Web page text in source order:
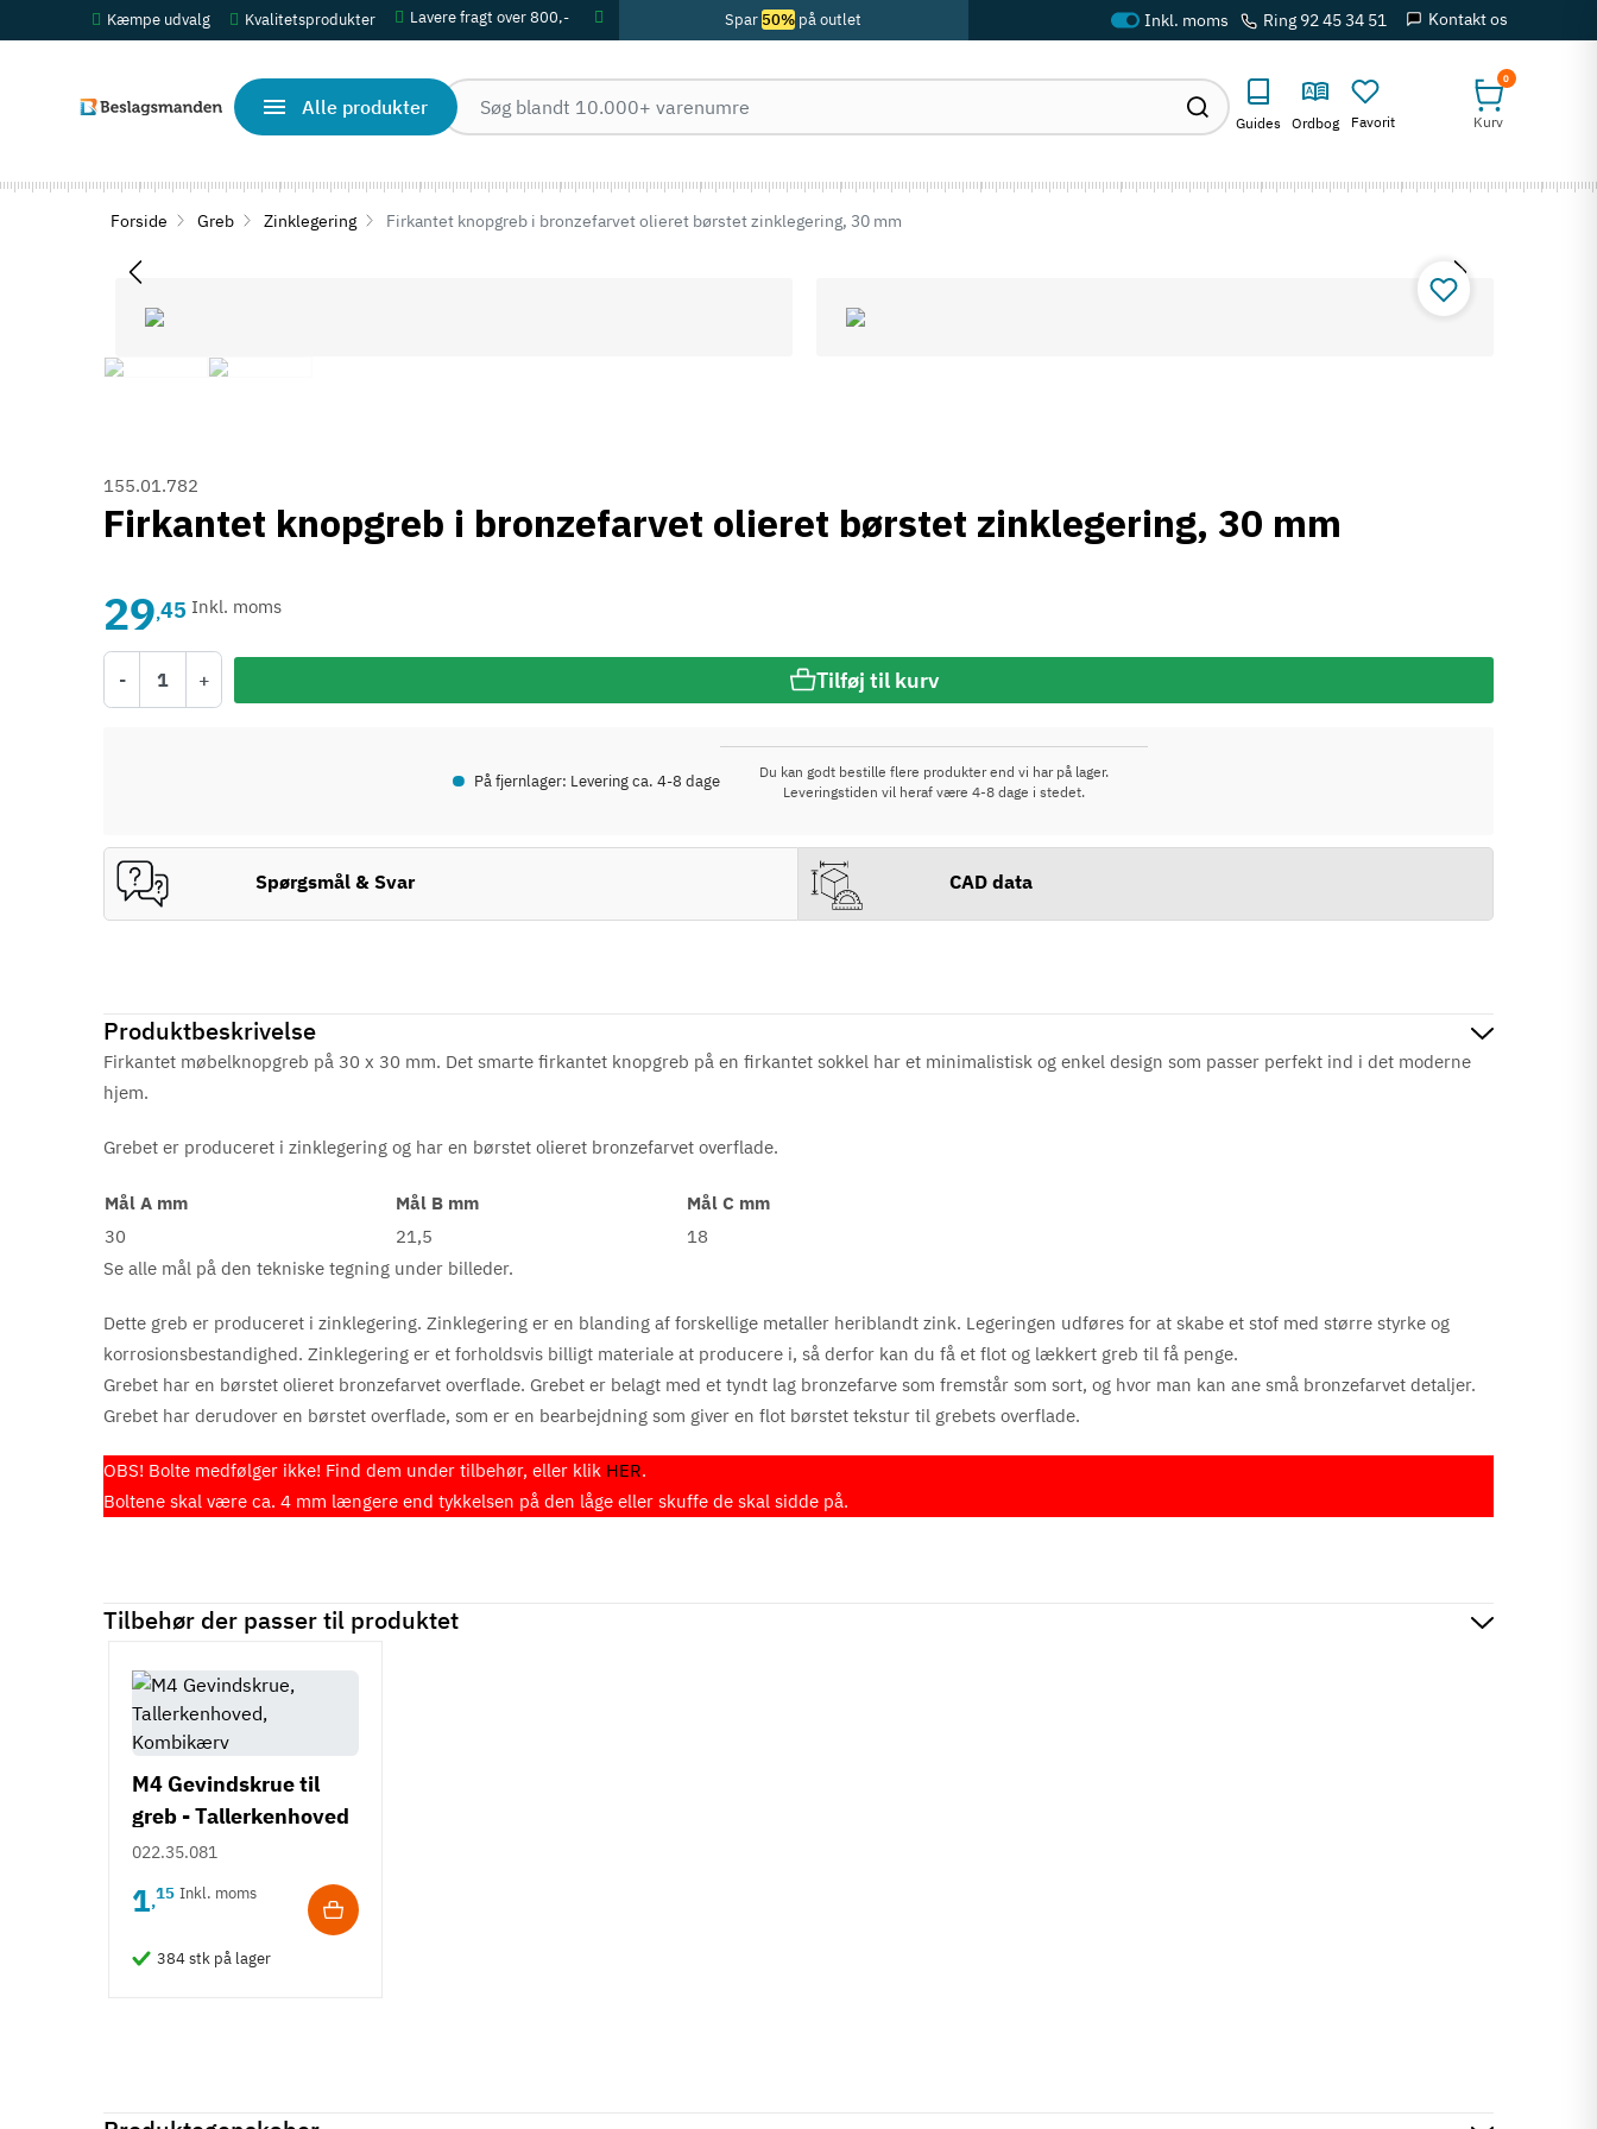
Kæmpe udvalg Kvalitetsprodukter Lavere fragt over 800,- Spar 50% på outlet Ring 92 45 34 51 Kontakt os
Alle produkter
Guides Ordbog Favorit
0
Kurv
Forside Greb Zinklegering Firkantet knopgreb i bronzefarvet olieret børstet zinklegering, 30 mm
Produktbeskrivelse
Firkantet møbelknopgreb på 30 x 30 mm. Det smarte firkantet knopgreb på en firkantet sokkel har et minimalistisk og enkel design som passer perfekt ind i det moderne
hjem.
Grebet er produceret i zinklegering og har en børstet olieret bronzefarvet overflade.
Mål A mm Mål B mm
Mål C mm
30
21,5
18
Se alle mål på den tekniske tegning under billeder.
Dette greb er produceret i zinklegering. Zinklegering er en blanding af forskellige metaller heriblandt zink. Legeringen udføres for at skabe et stof med større styrke og
korrosionsbestandighed. Zinklegering er et forholdsvis billigt materiale at producere i, så derfor kan du få et flot og lækkert greb til få penge.
Grebet har en børstet olieret bronzefarvet overflade. Grebet er belagt med et tyndt lag bronzefarve som fremstår som sort, og hvor man kan ane små bronzefarvet detaljer.
Grebet har derudover en børstet overflade, som er en bearbejdning som giver en flot børstet tekstur til grebets overflade.
OBS! Bolte medfølger ikke! Find dem under tilbehør, eller klik HER.
Boltene skal være ca. 4 mm længere end tykkelsen på den låge eller skuffe de skal sidde på.
Tilbehør der passer til produktet
M4 Gevindskrue til
greb - Tallerkenhoved
- Krydskærv
022.35.081
1,15 Inkl. moms
384 stk på lager
155.01.782
Firkantet knopgreb i bronzefarvet olieret børstet zinklegering, 30 mm
29,45 Inkl. moms
- + Tilføj til kurv
• På fjernlager: Levering ca. 4-8 dage
Du kan godt bestille flere produkter end vi har på lager.
Leveringstiden vil heraf være 4-8 dage i stedet.
Spørgsmål & Svar CAD data